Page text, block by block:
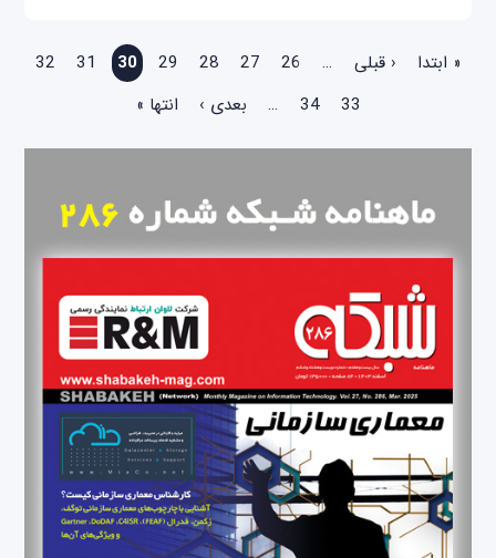
صفحه‌ها
« ابتدا ‹ قبلی …
26
27
28
29
30
31
32
33
34
… بعدی › انتها »